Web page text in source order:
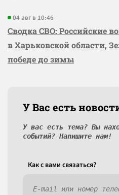
04 авг в 10:46
Сводка СВО: Российские
в Харьковской области,
победе до зимы
У Вас есть
У вас есть тема? Вы
событий? Напишите нам!
Как c вами связаться?